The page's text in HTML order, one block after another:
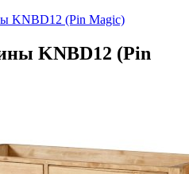
KNBD12 (Pin Magic)
KNBD12 (Pin